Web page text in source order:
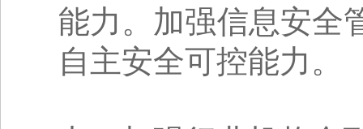
能力。加强信息安全
自主安全可控能力。